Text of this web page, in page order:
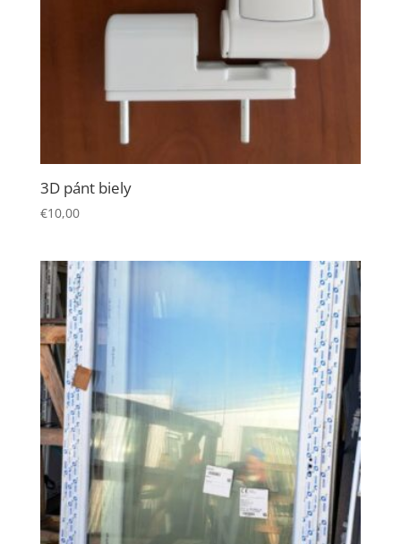
3D pánt biely
€10,00
cookie nie sú
Štatistiky
Aby sme
mohli
zlepšiť
funkčnosť